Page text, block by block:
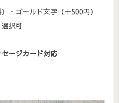
・ゴールド文字（＋500円）
択可
ージカード対応